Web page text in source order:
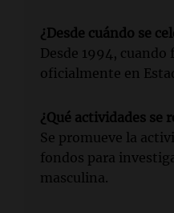
¿Desde cuándo se
Desde 1994, cuando
oficialmente en
¿Qué actividades se
Se promueve la
fondos para
masculina.